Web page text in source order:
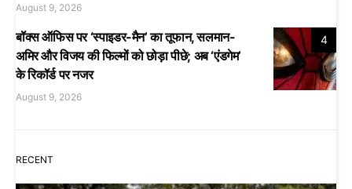
August 9, 2026
4
बॉक्स ऑफिस पर ‘स्पाइडर-मैन’ का तूफान, सलमान-
अमिर और विजय की फिल्मों को छोड़ा पीछे; अब ‘एंडगेम’
के रिकॉर्ड पर नजर
August 9, 2026
RECENT